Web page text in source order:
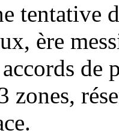
tentative
ère
de
zones,